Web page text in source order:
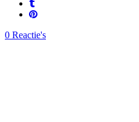
0 Reactie's